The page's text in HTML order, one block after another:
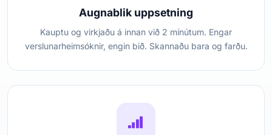
Augnablik uppsetning
Kauptu og virkjaðu á innan við 2 mínútum. Engar
verslunarheimsóknir, engin bið. Skannaðu bara og farðu.